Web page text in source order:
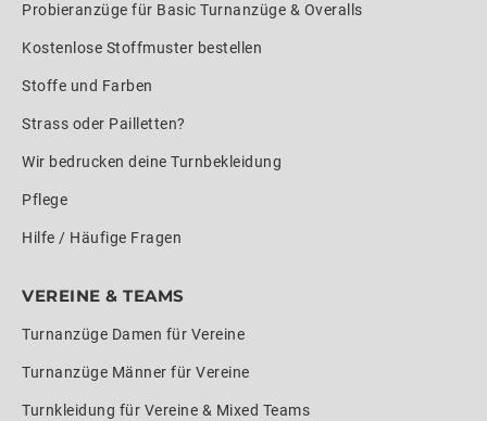
Probieranzüge für Basic Turnanzüge & Overalls
Kostenlose Stoffmuster bestellen
Stoffe und Farben
Strass oder Pailletten?
Wir bedrucken deine Turnbekleidung
Pflege
Hilfe / Häufige Fragen
VEREINE & TEAMS
Turnanzüge Damen für Vereine
Turnanzüge Männer für Vereine
Turnkleidung für Vereine & Mixed Teams